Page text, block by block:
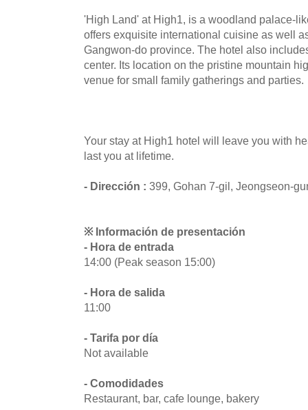
'High Land' at High1, is a woodland palace-
offers exquisite international cuisine as well
Gangwon-do province. The hotel also
center. Its location on the pristine mountain
venue for small family gatherings and parties.
Your stay at High1 hotel will leave you with
last you at lifetime.
- Dirección : 399, Gohan 7-gil, Jeongseon-
※ Información de presentación
- Hora de entrada
14:00 (Peak season 15:00)
- Hora de salida
11:00
- Tarifa por día
Not available
- Comodidades
Restaurant, bar, cafe lounge, bakery